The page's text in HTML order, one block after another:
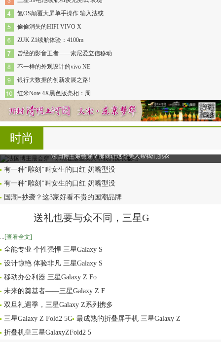
氢OS颠覆大屏单手操作 输入法或
偷偷消失的HIFI VIVO X
ZUK Z1续航体验：4100m
曾经的影音王者——索尼爱立信移动
不一样的外观设计的vivo NE
银行大数据的创新发展之路!
红米Note 4X黑色版亮相：周
时尚
法国博主最会穿？那就让这些美人帮我们挑衣
有一种“雕刻”叫女生的口红 奶嘴型没
有一种“雕刻”叫女生的口红 奶嘴型没
国潮=抄袭？这3家好看不贵的国潮品牌
送礼也要与众不同，三星G
...[查看全文]
全能专业 个性强悍 三星Galaxy S
设计惊艳 体验非凡 三星Galaxy S
移动办公利器 三星Galaxy Z Fo
未来的奠基者——三星Galaxy Z F
双旦礼遇季，三星Galaxy Z系列携多
三星Galaxy Z Fold2 5G 最成熟的折叠屏手机 三星Galaxy Z
折叠机皇三星GalaxyZFold2 5